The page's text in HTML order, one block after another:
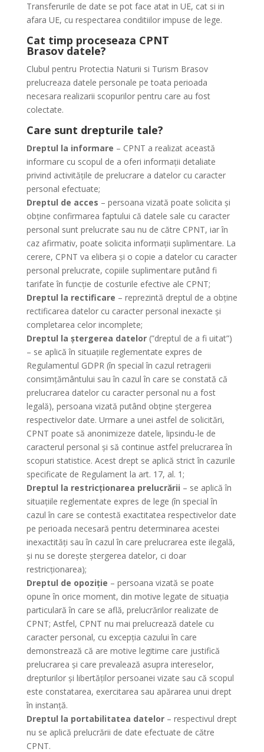
Transferurile de date se pot face atat in UE, cat si in
afara UE, cu respectarea conditiilor impuse de lege.
Cat timp proceseaza CPNT
Brasov datele?
Clubul pentru Protectia Naturii si Turism Brasov
prelucreaza datele personale pe toata perioada
necesara realizarii scopurilor pentru care au fost
colectate.
Care sunt drepturile tale?
Dreptul la informare – CPNT a realizat această
informare cu scopul de a oferi informații detaliate
privind activitățile de prelucrare a datelor cu caracter
personal efectuate;
Dreptul de acces – persoana vizată poate solicita și
obține confirmarea faptului că datele sale cu caracter
personal sunt prelucrate sau nu de către CPNT, iar în
caz afirmativ, poate solicita informații suplimentare. La
cerere, CPNT va elibera și o copie a datelor cu caracter
personal prelucrate, copiile suplimentare putând fi
tarifate în funcție de costurile efective ale CPNT;
Dreptul la rectificare – reprezintă dreptul de a obține
rectificarea datelor cu caracter personal inexacte și
completarea celor incomplete;
Dreptul la ștergerea datelor (”dreptul de a fi uitat”)
– se aplică în situațiile reglementate expres de
Regulamentul GDPR (în special în cazul retragerii
consimțământului sau în cazul în care se constată că
prelucrarea datelor cu caracter personal nu a fost
legală), persoana vizată putând obține ștergerea
respectivelor date. Urmare a unei astfel de solicitări,
CPNT poate să anonimizeze datele, lipsindu-le de
caracterul personal și să continue astfel prelucrarea în
scopuri statistice. Acest drept se aplică strict în cazurile
specificate de Regulament la art. 17, al. 1;
Dreptul la restricționarea prelucrării – se aplică în
situațiile reglementate expres de lege (în special în
cazul în care se contestă exactitatea respectivelor date
pe perioada necesară pentru determinarea acestei
inexactități sau în cazul în care prelucrarea este ilegală,
și nu se dorește ștergerea datelor, ci doar
restricționarea);
Dreptul de opoziție – persoana vizată se poate
opune în orice moment, din motive legate de situația
particulară în care se află, prelucrărilor realizate de
CPNT; Astfel, CPNT nu mai prelucrează datele cu
caracter personal, cu excepția cazului în care
demonstrează că are motive legitime care justifică
prelucrarea și care prevalează asupra intereselor,
drepturilor și libertăților persoanei vizate sau că scopul
este constatarea, exercitarea sau apărarea unui drept
în instanță.
Dreptul la portabilitatea datelor– respectivul drept
nu se aplică prelucrării de date efectuate de către
CPNT.